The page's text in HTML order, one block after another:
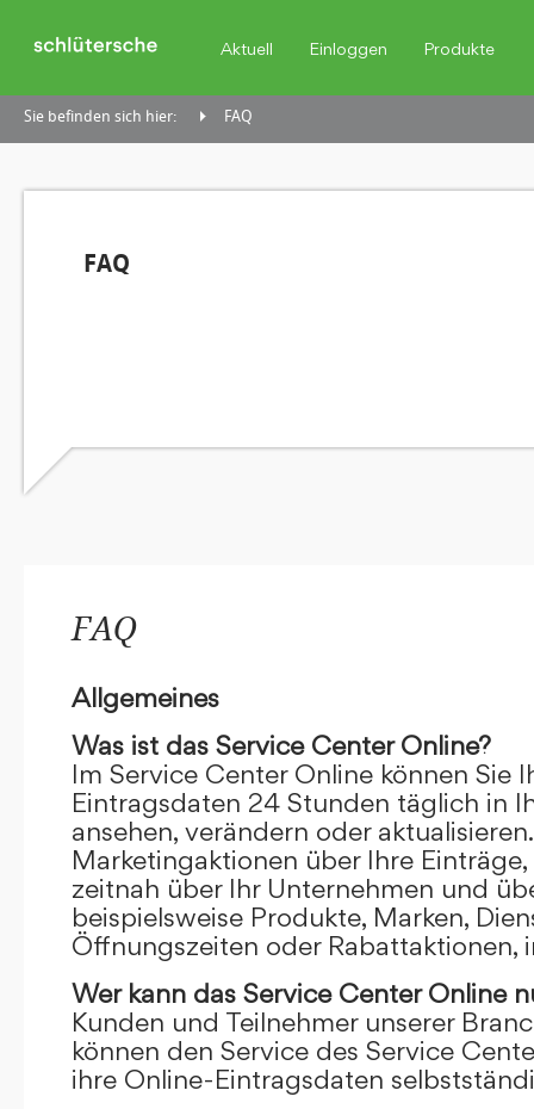
Aktuell Einloggen Produkte
Sie befinden sich hier: FAQ
FAQ
FAQ
Allgemeines
Was ist das Service Center Online?
Im Service Center Online können Sie
Eintragsdaten 24 Stunden täglich in
ansehen, verändern oder
Marketingaktionen über Ihre
zeitnah über Ihr Unternehmen und
beispielsweise Produkte, Marken,
Öffnungszeiten oder Rabattaktionen,
Wer kann das Service Center Online
Kunden und Teilnehmer unserer
können den Service des Service
ihre Online-Eintragsdaten